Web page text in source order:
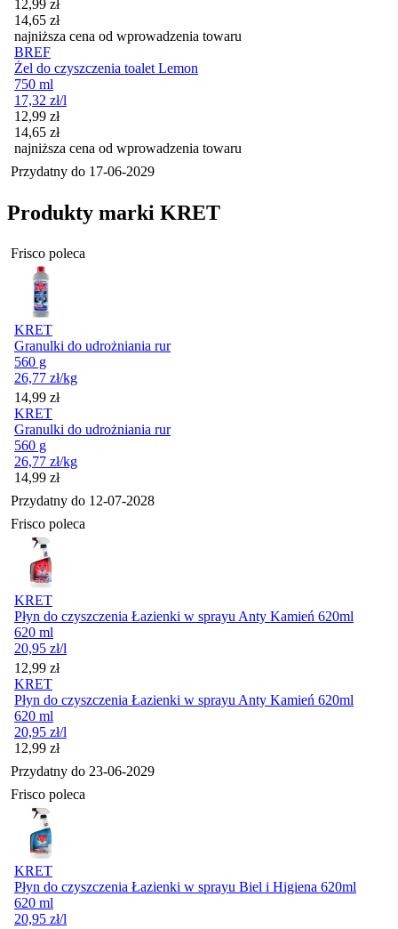
12,99 zł
14,65 zł
najniższa cena od wprowadzenia towaru
BREF
Żel do czyszczenia toalet Lemon
750 ml
17,32 zł/l
Cena promocyjna
12,99 zł
14,65 zł
najniższa cena od wprowadzenia towaru
Przydatny do 17-06-2029
Produkty marki KRET
Frisco poleca
KRET
Granulki do udrożniania rur
560 g
26,77 zł/kg
Cena
14,99 zł
KRET
Granulki do udrożniania rur
560 g
26,77 zł/kg
Cena
14,99 zł
Przydatny do 12-07-2028
Frisco poleca
KRET
Płyn do czyszczenia Łazienki w sprayu Anty Kamień 620ml
620 ml
20,95 zł/l
Cena
12,99 zł
KRET
Płyn do czyszczenia Łazienki w sprayu Anty Kamień 620ml
620 ml
20,95 zł/l
Cena
12,99 zł
Przydatny do 23-06-2029
Frisco poleca
KRET
Płyn do czyszczenia Łazienki w sprayu Biel i Higiena 620ml
620 ml
20,95 zł/l